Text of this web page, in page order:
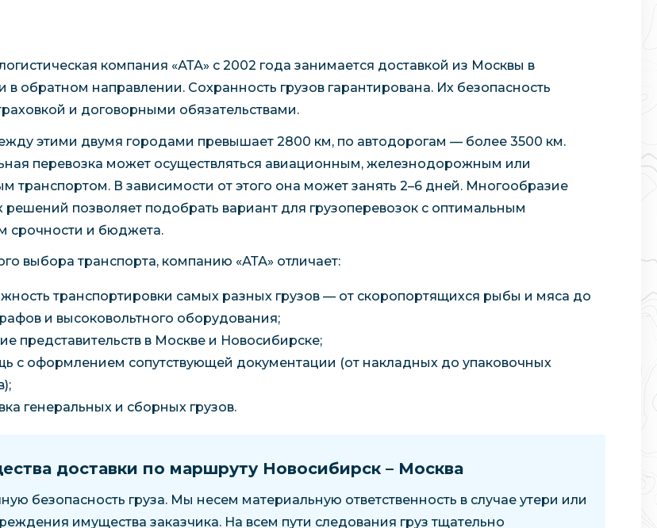
компания «АТА» с 2002 года занимается доставкой из Москвы в
в обратном направлении. Сохранность грузов гарантирована. Их безопасность
и договорными обязательствами.
этими двумя городами превышает 2800 км, по автодорогам — более 3500 км.
перевозка может осуществляться авиационным, железнодорожным или
транспортом. В зависимости от этого она может занять 2–6 дней. Многообразие
решений позволяет подобрать вариант для грузоперевозок с оптимальным
срочности и бюджета.
выбора транспорта, компанию «АТА» отличает:
транспортировки самых разных грузов — от скоропортящихся рыбы и мяса до
и высоковольтного оборудования;
представительств в Москве и Новосибирске;
с оформлением сопутствующей документации (от накладных до упаковочных
генеральных и сборных грузов.
доставки по маршруту Новосибирск – Москва
безопасность груза. Мы несем материальную ответственность в случае утери или
имущества заказчика. На всем пути следования груз тщательно